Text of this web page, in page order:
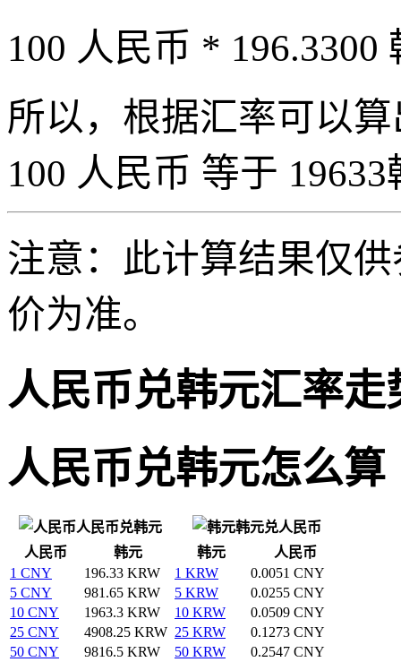
100 人民币 * 196.3300
所以，根据汇率可以
100 人民币 等于
注意：此计算结果仅
价为准。
人民币兑韩元汇率走
人民币兑韩元怎么算
人民币兑韩元
韩元兑人民币
人民币
韩元 韩元
人民币
1 CNY
196.33 KRW 1 KRW
0.0051 CNY
5 CNY
981.65 KRW 5 KRW
0.0255 CNY
10 CNY
1963.3 KRW 10 KRW
0.0509 CNY
25 CNY
4908.25 KRW 25 KRW
0.1273 CNY
50 CNY
9816.5 KRW 50 KRW
0.2547 CNY